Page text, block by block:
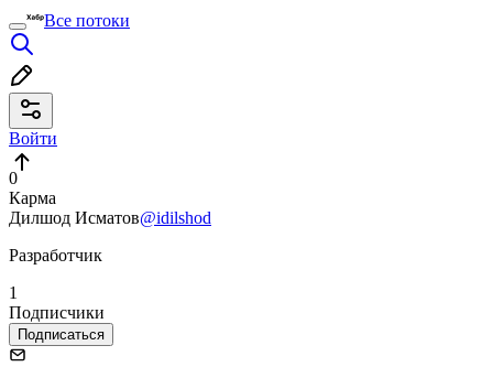
Все потоки
Войти
0
Карма
Дилшод Исматов@idilshod
Разработчик
1
Подписчики
Подписаться